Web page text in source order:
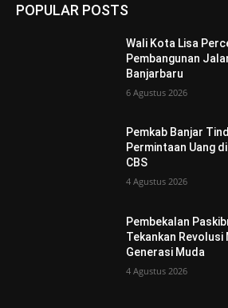
POPULAR POSTS
Wali Kota Lisa
Pembangunan
Banjarbaru
6 Agustus 2026
Pemkab Banjar
Permintaan Uang
CBS
4 Agustus 2026
Pembekalan
Tekankan
Generasi Muda
4 Agustus 2026